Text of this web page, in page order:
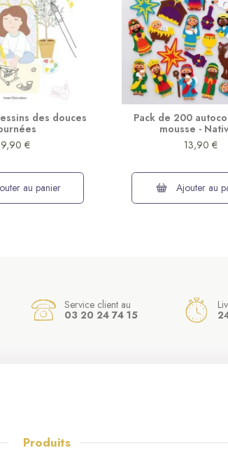
des douces
9,90 €
au panier
Pack de 200
mousse -
13,90 €
Ajouter au
Service client au
03 20 24 74 15
Produits